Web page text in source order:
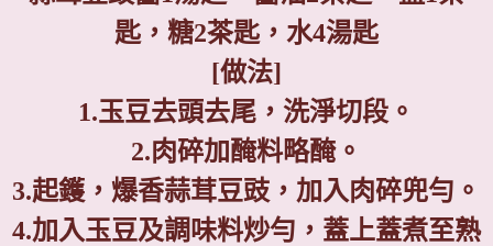
匙，糖2茶匙，水4湯匙
[做法]
1.玉豆去頭去尾，洗淨切段。
2.肉碎加醃料略醃。
3.起鑊，爆香蒜茸豆豉，加入肉碎兜勻。
4.加入玉豆及調味料炒勻，蓋上蓋煮至熟